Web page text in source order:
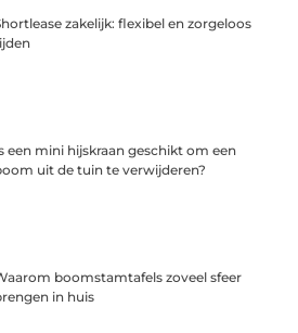
zakelijk: flexibel en zorgeloos
een mini hijskraan geschikt om een
uit de tuin te verwijderen?
boomstamtafels zoveel sfeer
in huis